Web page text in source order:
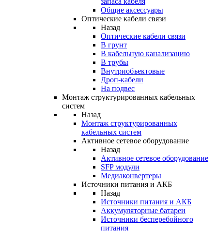
Общие аксессуары
Оптические кабели связи
Назад
Оптические кабели связи
В грунт
В кабельную канализацию
В трубы
Внутриобъектовые
Дроп-кабели
На подвес
Монтаж структурированных кабельных
систем
Назад
Монтаж структурированных
кабельных систем
Активное сетевое оборудование
Назад
Активное сетевое оборудование
SFP модули
Медиаконвертеры
Источники питания и АКБ
Назад
Источники питания и АКБ
Аккумуляторные батареи
Источники бесперебойного
питания